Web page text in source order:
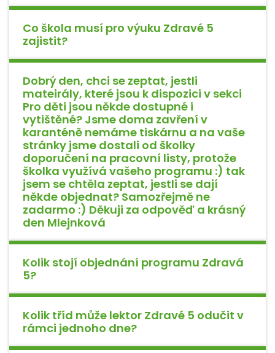
Co škola musí pro výuku Zdravé 5
zajistit?
Dobrý den, chci se zeptat, jestli
mateirály, které jsou k dispozici v sekci
Pro děti jsou někde dostupné i
vytištěné? Jsme doma zavření v
karanténě nemáme tiskárnu a na vaše
stránky jsme dostali od školky
doporučení na pracovní listy, protože
školka využívá vašeho programu :) tak
jsem se chtěla zeptat, jestli se dají
někde objednat? Samozřejmě ne
zadarmo :) Děkuji za odpověď a krásný
den Mlejnková
Kolik stojí objednání programu Zdravá
5?
Kolik tříd může lektor Zdravé 5 odučit v
rámci jednoho dne?